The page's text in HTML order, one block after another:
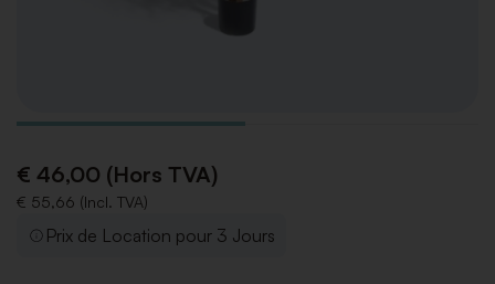
€ 46,00 (Hors TVA)
€ 55,66 (Incl. TVA)
Prix de Location pour 3 Jours